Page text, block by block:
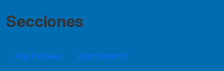
Secciones
App Pozuelo
Ayuntamiento